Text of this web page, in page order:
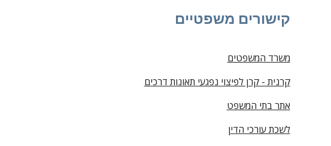
קישורים משפטיים
משרד המשפטים
קרנית - קרן לפיצוי נפגעי תאונות דרכים
אתר בתי המשפט
לשכת עורכי הדין